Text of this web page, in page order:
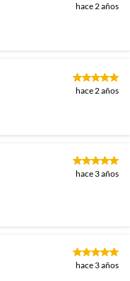
hace 2 años
hace 2 años
hace 3 años
hace 3 años